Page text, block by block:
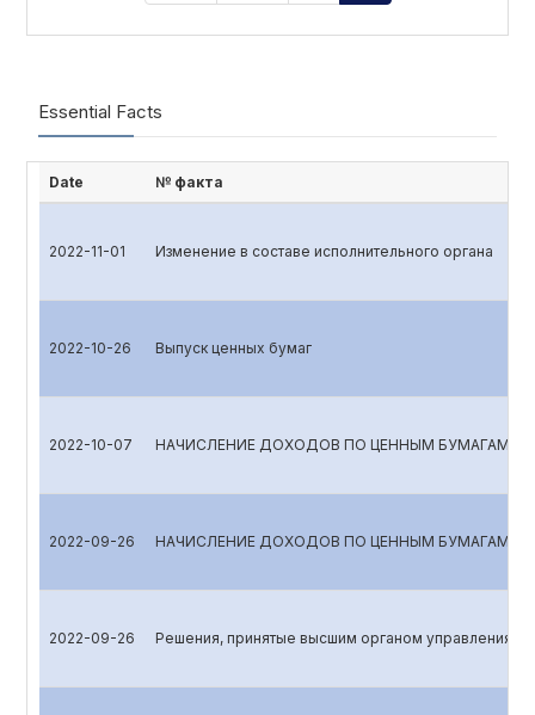
Essential Facts
Date № факта
2022-11-01 Изменение в составе исполнительного органа
2022-10-26 Выпуск ценных бумаг
2022-10-07 НАЧИСЛЕНИЕ ДОХОДОВ ПО ЦЕННЫМ БУМАГАМ
2022-09-26 НАЧИСЛЕНИЕ ДОХОДОВ ПО ЦЕННЫМ БУМАГАМ
2022-09-26 Решения, принятые высшим органом управления